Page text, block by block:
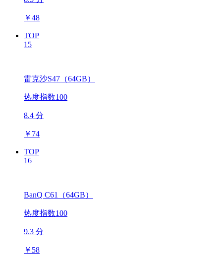
￥48
TOP
15
雷克沙S47（64GB）
热度指数100
8.4 分
￥ 74
TOP
16
BanQ C61（64GB）
热度指数100
9.3 分
￥ 58